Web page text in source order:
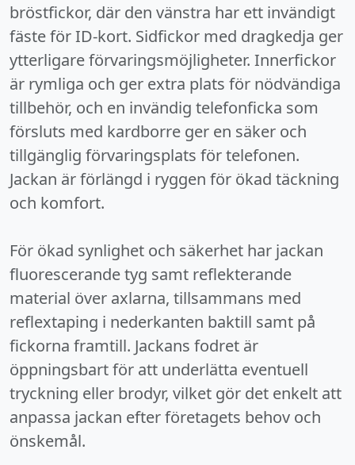
bröstfickor, där den vänstra har ett invändigt
fäste för ID-kort. Sidfickor med dragkedja ger
ytterligare förvaringsmöjligheter. Innerfickor
är rymliga och ger extra plats för nödvändiga
tillbehör, och en invändig telefonficka som
försluts med kardborre ger en säker och
tillgänglig förvaringsplats för telefonen.
Jackan är förlängd i ryggen för ökad täckning
och komfort.
För ökad synlighet och säkerhet har jackan
fluorescerande tyg samt reflekterande
material över axlarna, tillsammans med
reflextaping i nederkanten baktill samt på
fickorna framtill. Jackans fodret är
öppningsbart för att underlätta eventuell
tryckning eller brodyr, vilket gör det enkelt att
anpassa jackan efter företagets behov och
önskemål.